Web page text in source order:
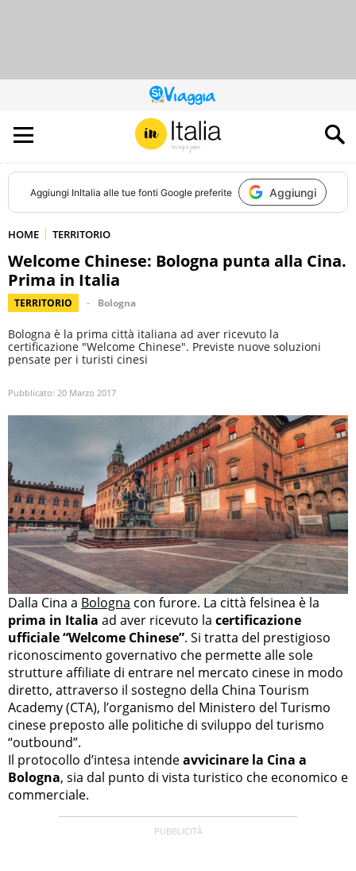
QUESTO
SITO
CONTRIBUISCE
ALL’AUDIENCE
DI
Aggiungi InItalia alle tue fonti Google preferite Aggiungi
HOME TERRITORIO
Welcome Chinese: Bologna punta alla Cina.
Prima in Italia
TERRITORIO Bologna
Bologna è la prima città italiana ad aver ricevuto la
certificazione "Welcome Chinese". Previste nuove soluzioni
pensate per i turisti cinesi
Pubblicato: 20 Marzo 2017
Dalla Cina a Bologna con furore. La città felsinea è la
prima in Italia ad aver ricevuto la certificazione
ufficiale “Welcome Chinese”. Si tratta del prestigioso
riconoscimento governativo che permette alle sole
strutture affiliate di entrare nel mercato cinese in modo
diretto, attraverso il sostegno della China Tourism
Academy (CTA), l’organismo del Ministero del Turismo
cinese preposto alle politiche di sviluppo del turismo
“outbound”.
Il protocollo d’intesa intendeavvicinare la Cina a
Bologna, sia dal punto di vista turistico che economico e
commerciale.